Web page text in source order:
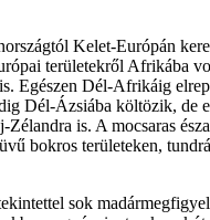
Kelet-Európán
területekről Afrikába
Egészen Dél-Afrikáig
Dél-Ázsiába költözik, de
Zélandra is. A mocsaras
bokros területeken,
sok